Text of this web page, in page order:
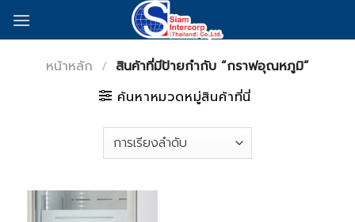
หน้าหลัก / สินค้าที่มีป้ายกำกับ “กราฟอุณหภูมิ”
ค้นหาหมวดหมู่สินค้าที่นี่